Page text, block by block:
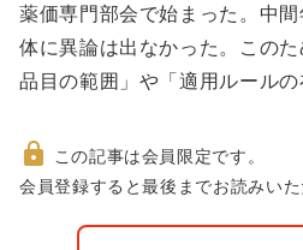
動薬価専門部会で始まった。中
体に異論は出なかった。この
品目の範囲」や「適用ルール
非
この記事は会員限定です。
会員登録すると最後までお読みいた